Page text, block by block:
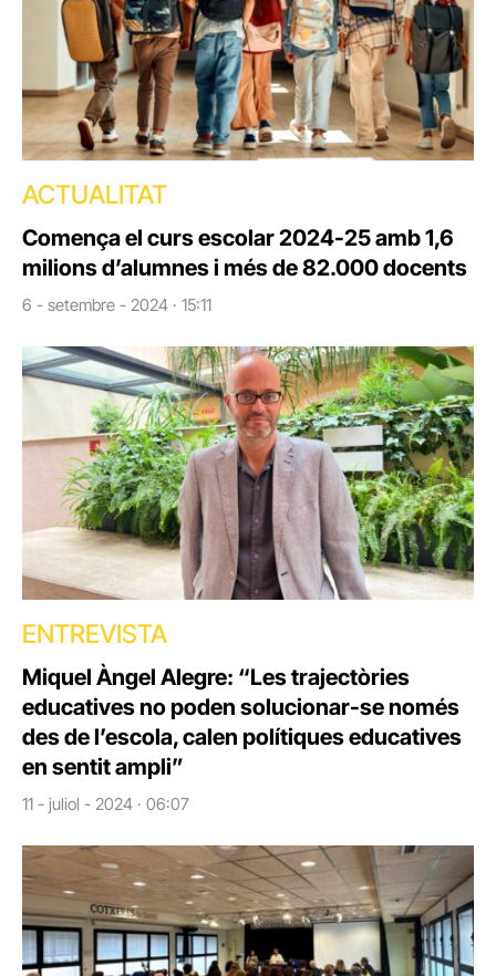
ACTUALITAT
Comença el curs escolar 2024-25 amb 1,6
milions d’alumnes i més de 82.000 docents
6 - setembre - 2024 · 15:11
ENTREVISTA
Miquel Àngel Alegre: “Les trajectòries
educatives no poden solucionar-se només
des de l’escola, calen polítiques educatives
en sentit ampli”
11 - juliol - 2024 · 06:07